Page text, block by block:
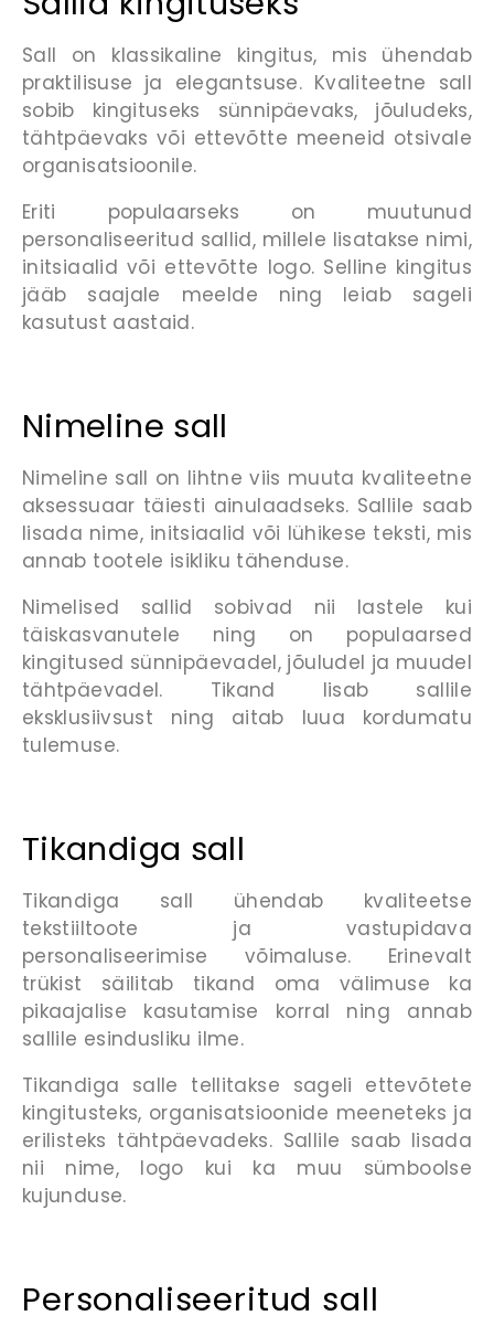
Sall on klassikaline kingitus, mis ühendab
praktilisuse ja elegantsuse. Kvaliteetne sall
sobib kingituseks sünnipäevaks, jõuludeks,
tähtpäevaks või ettevõtte meeneid otsivale
organisatsioonile.
Eriti populaarseks on muutunud
personaliseeritud sallid, millele lisatakse nimi,
initsiaalid või ettevõtte logo. Selline kingitus
jääb saajale meelde ning leiab sageli
kasutust aastaid.
Nimeline sall
Nimeline sall on lihtne viis muuta kvaliteetne
aksessuaar täiesti ainulaadseks. Sallile saab
lisada nime, initsiaalid või lühikese teksti, mis
annab tootele isikliku tähenduse.
Nimelised sallid sobivad nii lastele kui
täiskasvanutele ning on populaarsed
kingitused sünnipäevadel, jõuludel ja muudel
tähtpäevadel. Tikand lisab sallile
eksklusiivsust ning aitab luua kordumatu
tulemuse.
Tikandiga sall
Tikandiga sall ühendab kvaliteetse
tekstiiltoote ja vastupidava
personaliseerimise võimaluse. Erinevalt
trükist säilitab tikand oma välimuse ka
pikaajalise kasutamise korral ning annab
sallile esindusliku ilme.
Tikandiga salle tellitakse sageli ettevõtete
kingitusteks, organisatsioonide meeneteks ja
erilisteks tähtpäevadeks. Sallile saab lisada
nii nime, logo kui ka muu sümboolse
kujunduse.
Personaliseeritud sall